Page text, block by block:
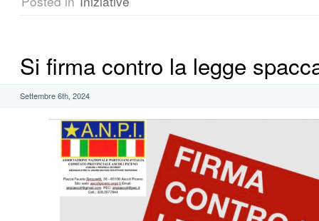
Si firma contro la legge
Settembre 6th, 2024